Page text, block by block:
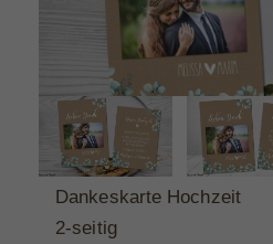
Dankeskarte Hochzeit
2-seitig